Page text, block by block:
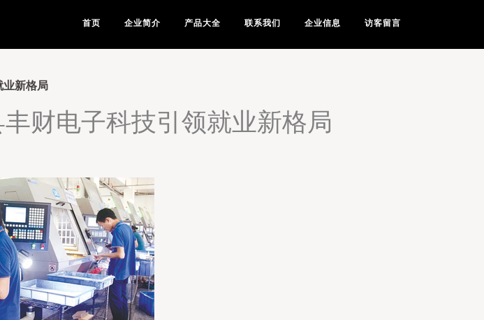
首页 企业简介 产品大全 联系我们 企业信息 访客留言
业新格局
财电子科技引领就业新格局